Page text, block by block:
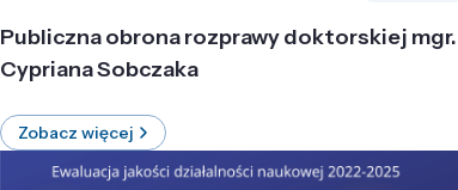
Publiczna obrona rozprawy doktorskiej mgr.
Cypriana Sobczaka
Zobacz więcej